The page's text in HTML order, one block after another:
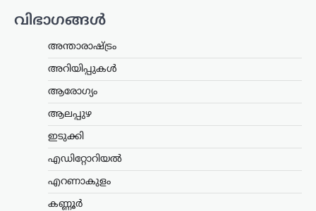
വിഭാഗങ്ങൾ
അന്താരാഷ്ട്രം
അറിയിപ്പുകൾ
ആരോഗ്യം
ആലപ്പുഴ
ഇടുക്കി
എഡിറ്റോറിയൽ
എറണാകുളം
കണ്ണൂർ
ആത്മവിശ്വാസത്തോടെ ഇന്ധനം
ഉപയോഗിക്കാമെന്ന് കേന്ദ്ര പെട്രോളിയം,
പ്രകൃതി വാതക മന്ത്രാലയം വ്യക്തമാക്കി.
പൊതുമേഖല ഓയിൽ മാർക്കറ്റിങ്
കമ്പനികൾ (ഒഎംസികൾ) വിതരണം…
‘കേരളത്തിൽ ബിജെപി
അല്ല, പക്ഷേ
ബിജെപിക്കായി
ഭരിക്കുന്നത് യുഡിഎഫ്’;
സതീശനെതിരെ എം.വി.